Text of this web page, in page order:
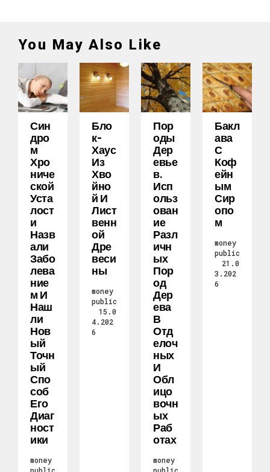
You May Also Like
Син
Дро
М
Хро
Ниче
Ской
Уста
Лост
И
Назв
Али
Забо
Лева
Ние
М И
Наш
Ли
Нов
Ый
Точн
Ый
Спо
Соб
Его
Диаг
Ност
Ики
money
Бло
К-
Хаус
Из
Хво
Йно
Й И
Лист
Венн
Ой
Дре
Веси
Ны
money
public
15.0
4.202
6
Пор
Оды
Дер
Евье
В.
Исп
Ольз
Ован
Ие
Разл
Ичн
Ых
Пор
Од
Дер
Ева
В
Отд
Елоч
Ных
И
Обл
Ицо
Вочн
Ых
Раб
Отах
money
Бакл
Ава
С
Коф
Ейн
Ым
Сир
Опо
М
money
public
21.0
3.202
6